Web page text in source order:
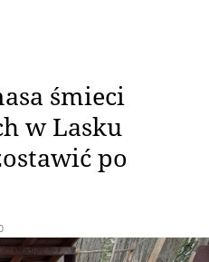
śmieci
w Lasku
po